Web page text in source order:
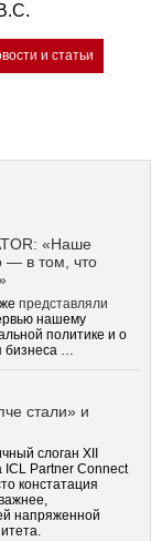
и статьи
«Наше
— в том, что
представляли
нашему
политике и о
бизнеса …
стали» и
слоган XII
ICL Partner Connect
констатация
напряженной